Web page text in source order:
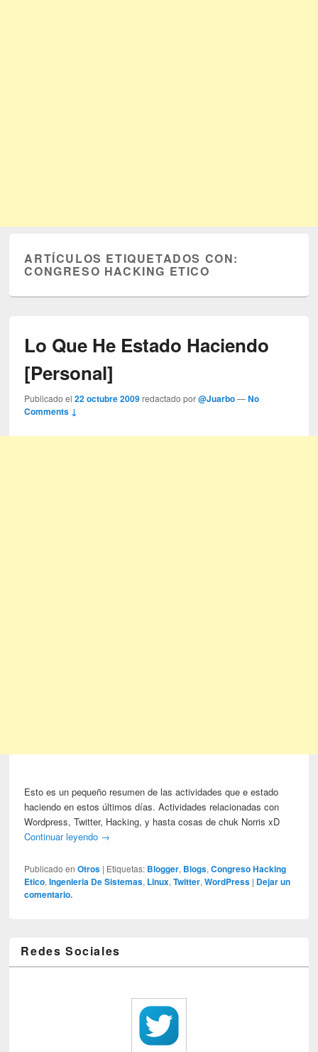
ARTÍCULOS ETIQUETADOS CON:
CONGRESO HACKING ETICO
Lo Que He Estado Haciendo
[Personal]
Publicado el22 octubre 2009 redactado por@Juarbo —No
Comments ↓
Esto es un pequeño resumen de las actividades que e estado
haciendo en estos últimos días. Actividades relacionadas con
Wordpress, Twitter, Hacking, y hasta cosas de chuk Norris xD
Continuar leyendo →
Publicado en Otros | Etiquetas: Blogger, Blogs,Congreso Hacking
Etico,Ingenieria De Sistemas, Linux,Twitter,WordPress | Dejar un
comentario.
Redes Sociales